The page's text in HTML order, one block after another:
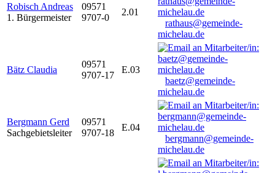
Robisch Andreas
1. Bürgermeister
09571
9707-0
2.01
rathaus@gemeinde-
michelau.de
Bätz Claudia
09571
9707-17
E.03
baetz@gemeinde-
michelau.de
Bergmann Gerd
Sachgebietsleiter
09571
9707-18
E.04
bergmann@gemeinde-
michelau.de